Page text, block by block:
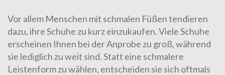
Vor allem Menschen mit schmalen Füßen tendieren
dazu, ihre Schuhe zu kurz einzukaufen. Viele Schuhe
erscheinen Ihnen bei der Anprobe zu groß, während
sie lediglich zu weit sind. Statt eine schmalere
Leistenform zu wählen, entscheiden sie sich oftmals